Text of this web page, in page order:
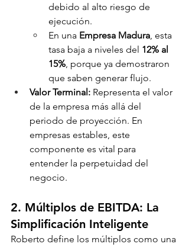
debido al alto riesgo de
ejecución.
En una Empresa Madura, esta
tasa baja a niveles del 12% al
15%, porque ya demostraron
que saben generar flujo.
Valor Terminal: Representa el valor
de la empresa más allá del
periodo de proyección. En
empresas estables, este
componente es vital para
entender la perpetuidad del
negocio.
2. Múltiplos de EBITDA: La
Simplificación Inteligente
Roberto define los múltiplos como una